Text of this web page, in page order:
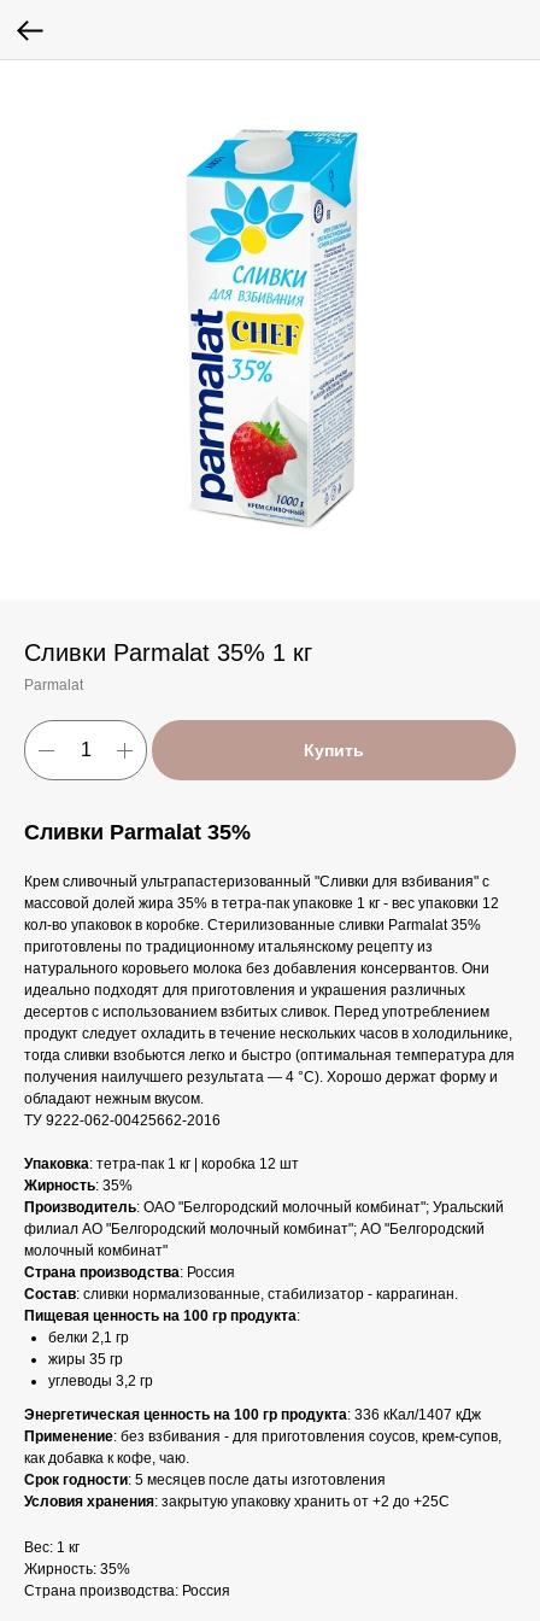
Сливки Parmalat 35% 1 кг
Parmalat
Купить
Сливки Parmalat 35%
Крем сливочный ультрапастеризованный "Сливки для взбивания" с
массовой долей жира 35% в тетра-пак упаковке 1 кг - вес упаковки 12
кол-во упаковок в коробке. Стерилизованные сливки Parmalat 35%
приготовлены по традиционному итальянскому рецепту из
натурального коровьего молока без добавления консервантов. Они
идеально подходят для приготовления и украшения различных
десертов с использованием взбитых сливок. Перед употреблением
продукт следует охладить в течение нескольких часов в холодильнике,
тогда сливки взобьются легко и быстро (оптимальная температура для
получения наилучшего результата — 4 °С). Хорошо держат форму и
обладают нежным вкусом.
ТУ 9222-062-00425662-2016
Упаковка: тетра-пак 1 кг | коробка 12 шт
Жирность: 35%
Производитель: ОАО "Белгородский молочный комбинат"; Уральский
филиал АО "Белгородский молочный комбинат"; АО "Белгородский
молочный комбинат"
Страна производства: Россия
Состав: сливки нормализованные, стабилизатор - каррагинан.
Пищевая ценность на 100 гр продукта:
белки 2,1 гр
жиры 35 гр
углеводы 3,2 гр
Энергетическая ценность на 100 гр продукта: 336 кКал/1407 кДж
Применение: без взбивания - для приготовления соусов, крем-супов,
как добавка к кофе, чаю.
Срок годности: 5 месяцев после даты изготовления
Условия хранения: закрытую упаковку хранить от +2 до +25С
Вес: 1 кг
Жирность: 35%
Страна производства: Россия